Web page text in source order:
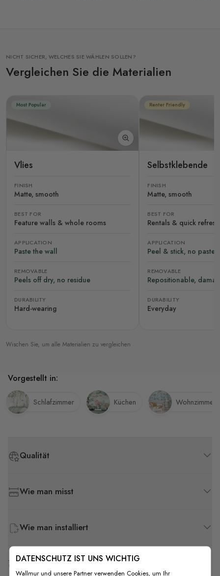
NICHT SICHER, WELCHES SIE WÄHLEN SOLLEN?
Vergleichen Sie die Materialien
Most Popular
Vlies
FINISH
Matte, smooth
BEST FOR
Feature walls & whole rooms
APPLICATION
Paste the wall
REMOVABLE
Peels off dry, no residue
DURABILITY
Hard-wearing
Renter Friendly
Selbstklebende
FINISH
Matte, smooth
BEST FOR
Rentals & quick
APPLICATION
Peel & stick, no paste
REMOVABLE
Repositionable,
DURABILITY
Everyday
Wischen Sie, um alle Materialien zu vergleichen
Qualität
Wie man misst
Wie man installiert
Versand & Rückgabe
Vorgestellt in:
Schlafzimmer Küchen Wohnzimmer
DATENSCHUTZ IST UNS WICHTIG
Wallmur und unsere Partner verwenden Cookies, um Ihr